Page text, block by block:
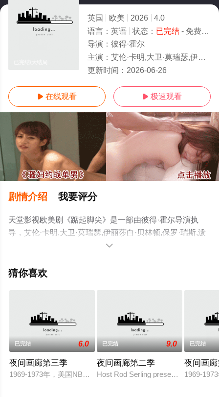
英国 欧美 2026
4.0
语言： 英语 状态： 已完结- 免费在线观看
导演： 彼得·霍尔
主演： 艾伦·卡明,大卫·莫瑞瑟,伊丽莎白·贝林顿,保罗·瑞斯,泼奇·奎尼尔,卢扬达·乌纳提·
更新时间： 2026-06-26
 在线观看  极速观看
剧情介绍 我要评分
天堂影视欧美剧《踮起脚尖》是一部由彼得·霍尔导演执
导，艾伦·卡明,大卫·莫瑞瑟,伊丽莎白·贝林顿,保罗·瑞斯,泼
奇·奎尼尔,卢扬达·乌纳提·刘易斯·尼亚沃,查理·孔杜,丹尼斯·
奇
视猫或剧情网等平台了解。
。

猜你喜欢
已完结 6.0
夜间画廊第三季
1969-1973年，美国NBC电视台继续另一个节目"夜间画廊(Night
已完结 9.0
夜间画廊第二季
Host Rod Serling presents tales of
已完结
夜间画
1969-